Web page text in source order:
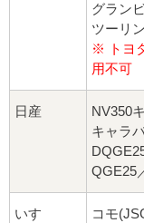
グラン
ツーリ
※ トヨ
用不可
日産
NV350
キャラ
QGE25
いすゞ
コモ